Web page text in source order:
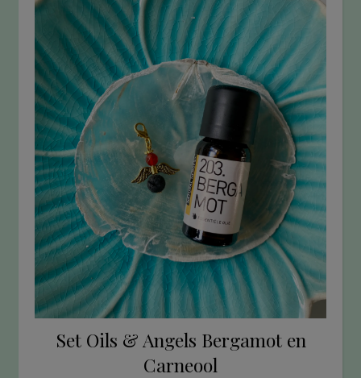
Set Oils & Angels Bergamot en
Carneool